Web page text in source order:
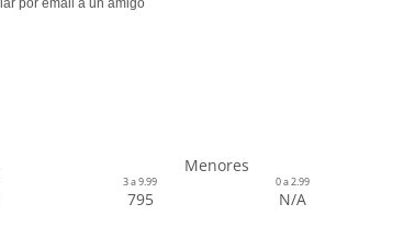
Menores
3 a 9.99 0 a 2.99
795 N/A